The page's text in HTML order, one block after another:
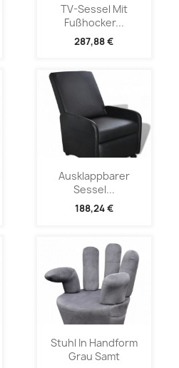
TV-Sessel Mit
Fußhocker...
287,88 €
Ausklappbarer
Sessel...
188,24 €
Stuhl In Handform
Grau Samt